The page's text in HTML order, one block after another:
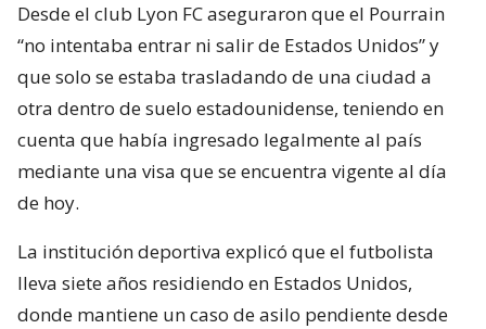
Desde el club Lyon FC aseguraron que el Pourrain
“no intentaba entrar ni salir de Estados Unidos” y
que solo se estaba trasladando de una ciudad a
otra dentro de suelo estadounidense, teniendo en
cuenta que había ingresado legalmente al país
mediante una visa que se encuentra vigente al día
de hoy.
La institución deportiva explicó que el futbolista
lleva siete años residiendo en Estados Unidos,
donde mantiene un caso de asilo pendiente desde